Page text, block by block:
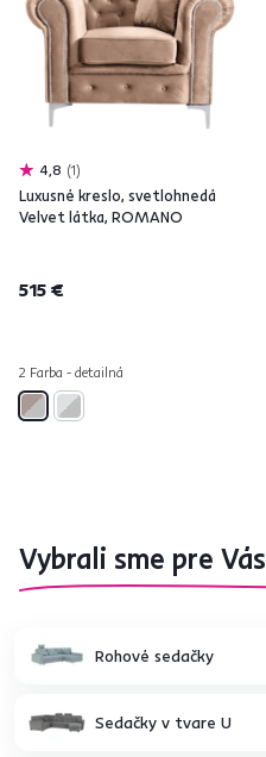
4,8 1
Luxusné kreslo, svetlohnedá
Velvet látka, ROMANO
515 €
2 Farba - detailná
Vybrali sme pre Vás
Rohové sedačky
Sedačky v tvare U